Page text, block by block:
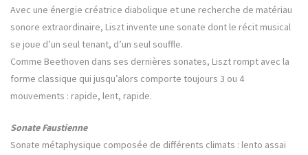
Avec une énergie créatrice diabolique et une recherche de matériau
sonore extraordinaire, Liszt invente une sonate dont le récit musical
se joue d’un seul tenant, d’un seul souffle.
Comme Beethoven dans ses dernières sonates, Liszt rompt avec la
forme classique qui jusqu’alors comporte toujours 3 ou 4
mouvements : rapide, lent, rapide.
Sonate Faustienne
Sonate métaphysique composée de différents climats : lento assai